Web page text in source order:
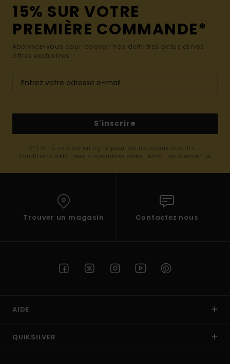
15% SUR VOTRE
PREMIÈRE COMMANDE*
Abonnez-vous pour recevoir nos dernières actus et nos
offres exclusives.
S'inscrire
(*) Offre valable en ligne pour les nouveaux inscrits -
Conditions détaillées disponibles dans l'email de bienvenue
Trouver un magasin Contactez nous
AIDE
QUIKSILVER